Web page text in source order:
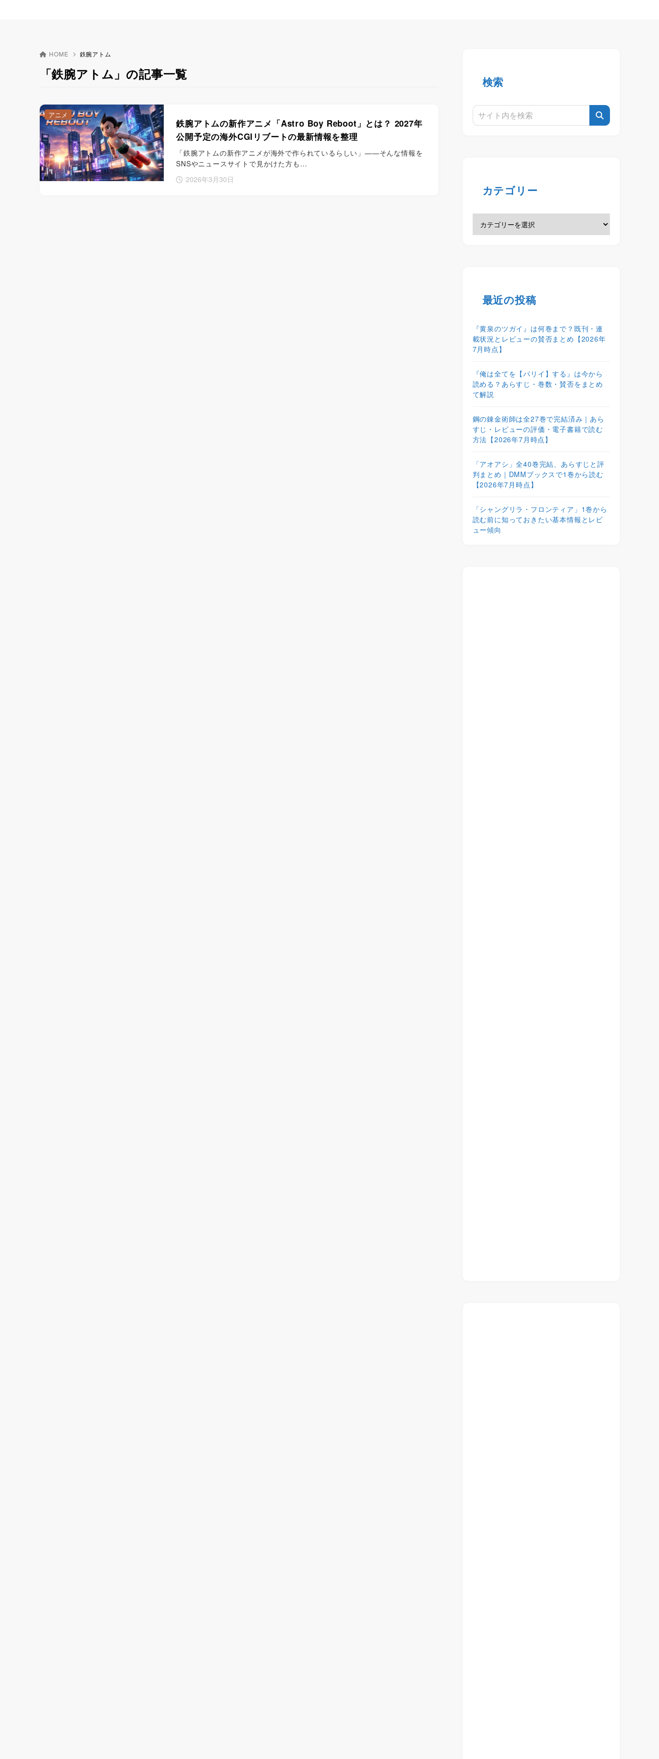
HOME 鉄腕アトム
「鉄腕アトム」の記事一覧
鉄腕アトムの新作アニメ「Astro Boy Reboot」とは？ 2027年
公開予定の海外CGIリブートの最新情報を整理
「鉄腕アトムの新作アニメが海外で作られているらしい」——そんな情報を
SNSやニュースサイトで見かけた方も…
2026年3月30日
アニメ
検索
カテゴリー
最近の投稿
『黄泉のツガイ』は何巻まで？既刊・連
載状況とレビューの賛否まとめ【2026年
7月時点】
『俺は全てを【パリイ】する』は今から
読める？あらすじ・巻数・賛否をまとめ
て解説
鋼の錬金術師は全27巻で完結済み｜あら
すじ・レビューの評価・電子書籍で読む
方法【2026年7月時点】
「アオアシ」全40巻完結、あらすじと評
判まとめ｜DMMブックスで1巻から読む
【2026年7月時点】
「シャングリラ・フロンティア」1巻から
読む前に知っておきたい基本情報とレビ
ュー傾向